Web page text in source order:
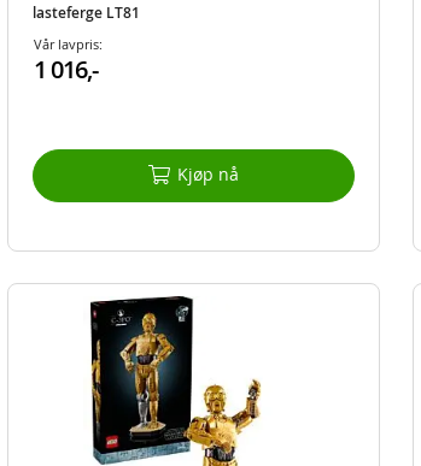
lasteferge LT81
Vår lavpris:
1 016,-
Kjøp nå